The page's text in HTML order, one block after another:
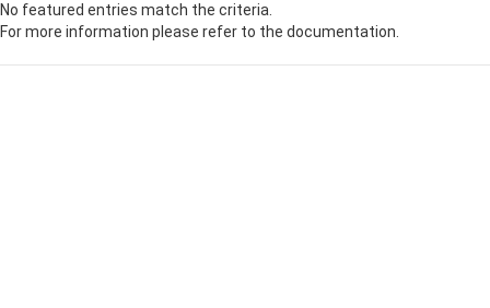
No featured entries match the criteria.
For more information please refer to the documentation.